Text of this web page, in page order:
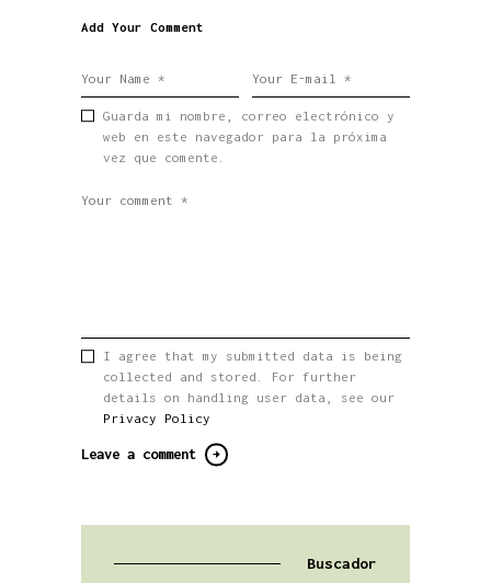
Add Your Comment
Guarda mi nombre, correo electrónico y
web en este navegador para la próxima
vez que comente.
I agree that my submitted data is being
collected and stored. For further
details on handling user data, see our
Privacy Policy
Buscador